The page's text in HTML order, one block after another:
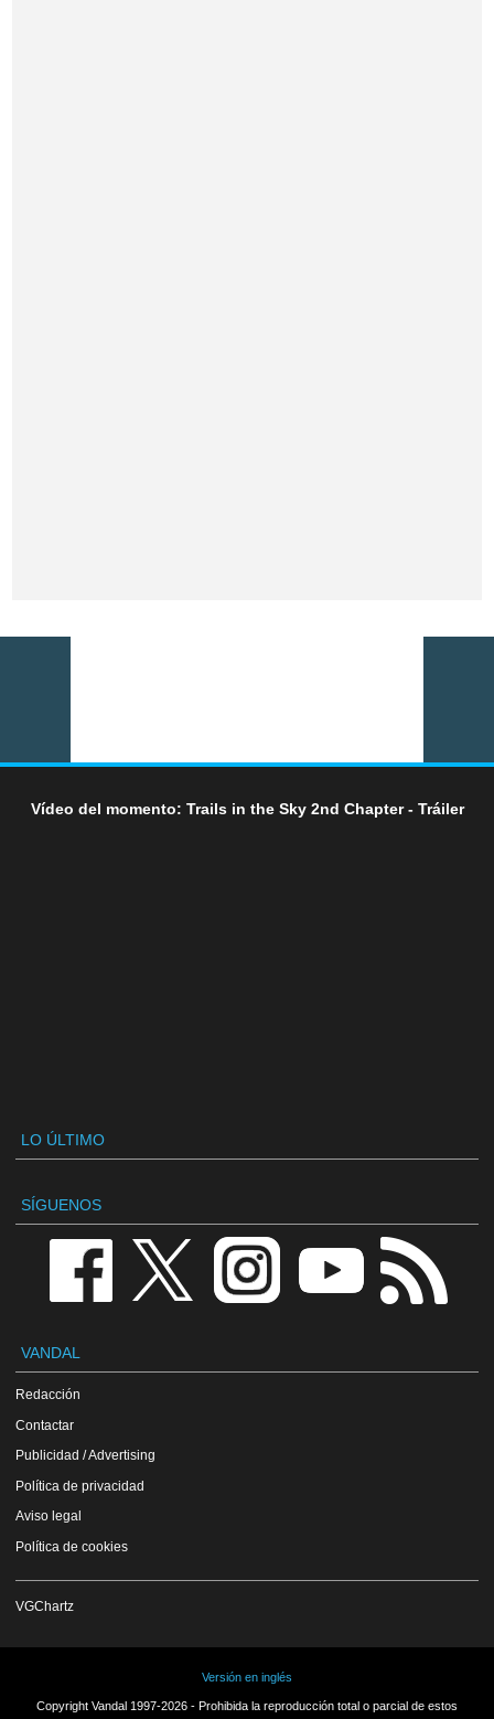
Vídeo del momento: Trails in the Sky 2nd Chapter - Tráiler
LO ÚLTIMO
SÍGUENOS
VANDAL
Redacción
Contactar
Publicidad / Advertising
Política de privacidad
Aviso legal
Política de cookies
VGChartz
Versión en inglés
Copyright Vandal 1997-2026 - Prohibida la reproducción total o parcial de estos